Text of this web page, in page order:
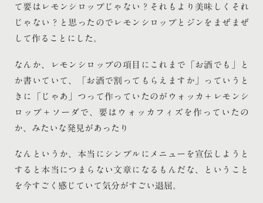
て要はレモンシロップじゃない？それもより美味しくそれ
じゃない？と思ったのでレモンシロップとジンをまぜまぜ
して作ることにした。
なんか、レモンシロップの項目にこれまで「お酒でも」と
か書いていて、「お酒で割ってもらえますか」っていうと
きに「じゃあ」つって作っていたのがウォッカ＋レモンシ
ロップ＋ソーダで、要はウォッカフィズを作っていたの
か、みたいな発見があったり
なんというか、本当にシンプルにメニューを宣伝しようと
すると本当につまらない文章になるもんだな、ということ
を今すごく感じていて気分がすごい退屈。